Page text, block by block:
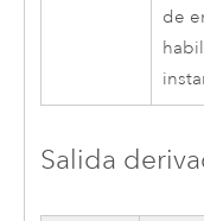
de
Salida